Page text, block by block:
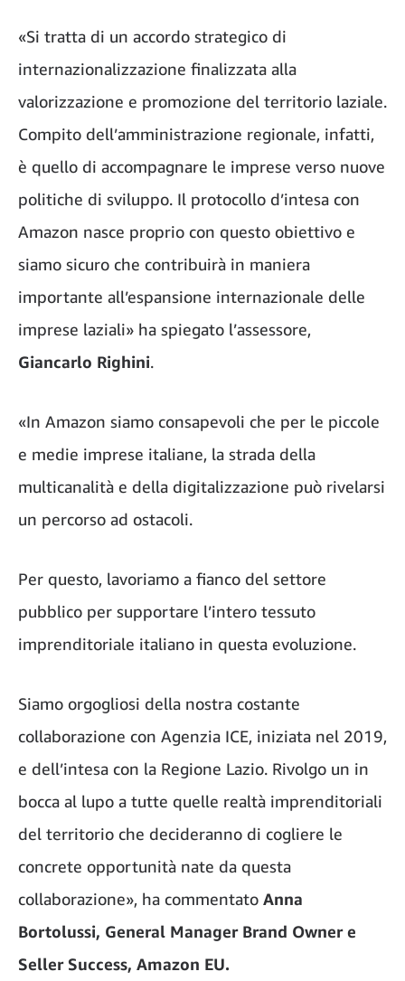
«Si tratta di un accordo strategico di
internazionalizzazione finalizzata alla
valorizzazione e promozione del territorio laziale.
Compito dell’amministrazione regionale, infatti,
è quello di accompagnare le imprese verso nuove
politiche di sviluppo. Il protocollo d’intesa con
Amazon nasce proprio con questo obiettivo e
siamo sicuro che contribuirà in maniera
importante all’espansione internazionale delle
imprese laziali» ha spiegato l’assessore,
Giancarlo Righini.
«In Amazon siamo consapevoli che per le piccole
e medie imprese italiane, la strada della
multicanalità e della digitalizzazione può rivelarsi
un percorso ad ostacoli.
Per questo, lavoriamo a fianco del settore
pubblico per supportare l’intero tessuto
imprenditoriale italiano in questa evoluzione.
Siamo orgogliosi della nostra costante
collaborazione con Agenzia ICE, iniziata nel 2019,
e dell’intesa con la Regione Lazio. Rivolgo un in
bocca al lupo a tutte quelle realtà imprenditoriali
del territorio che decideranno di cogliere le
concrete opportunità nate da questa
collaborazione», ha commentato Anna
Bortolussi, General Manager Brand Owner e
Seller Success, Amazon EU.